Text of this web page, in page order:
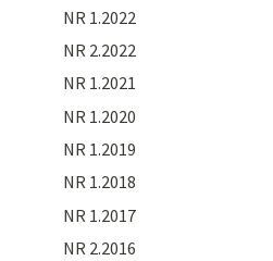
NR 1.2022
NR 2.2022
NR 1.2021
NR 1.2020
NR 1.2019
NR 1.2018
NR 1.2017
NR 2.2016